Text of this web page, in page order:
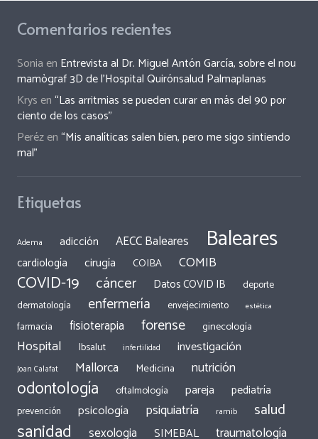
Comentarios recientes
Sonia en Entrevista al Dr. Miguel Antón García, sobre el nou
mamògraf 3D de l’Hospital Quirónsalud Palmaplanas
Krys en“Las arritmias se pueden curar en más del 90 por
ciento de los casos”
Perézen“Mis analíticas salen bien, pero me sigo sintiendo
mal”
Etiquetas
Adema adicción AECC Baleares Baleares
cardiología cirugía COIBA COMIB
COVID-19 cáncer Datos COVID IB
deporte
dermatología
enfermería envejecimiento estética
farmacia fisioterapia forense ginecología
Hospital Ibsalut infertilidad investigación
Joan Calafat Mallorca Medicina nutrición
odontología oftalmología pareja pediatría
prevención psicología psiquiatría ramib salud
sanidad sexologia SIMEBAL traumatología